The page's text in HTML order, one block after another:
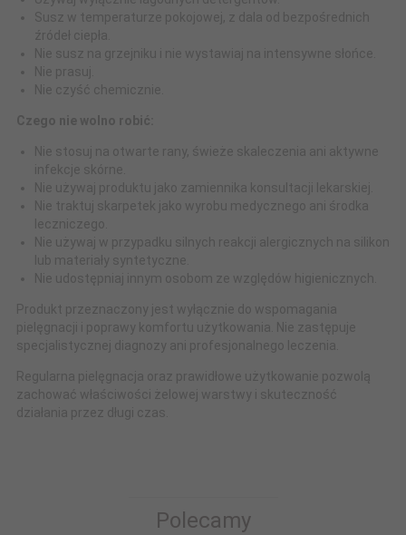
Susz w temperaturze pokojowej, z dala od bezpośrednich
źródeł ciepła.
Nie susz na grzejniku i nie wystawiaj na intensywne słońce.
Nie prasuj.
Nie czyść chemicznie.
Czego nie wolno robić:
Nie stosuj na otwarte rany, świeże skaleczenia ani aktywne
infekcje skórne.
Nie używaj produktu jako zamiennika konsultacji lekarskiej.
Nie traktuj skarpetek jako wyrobu medycznego ani środka
leczniczego.
Nie używaj w przypadku silnych reakcji alergicznych na silikon
lub materiały syntetyczne.
Nie udostępniaj innym osobom ze względów higienicznych.
Produkt przeznaczony jest wyłącznie do wspomagania
pielęgnacji i poprawy komfortu użytkowania. Nie zastępuje
specjalistycznej diagnozy ani profesjonalnego leczenia.
Regularna pielęgnacja oraz prawidłowe użytkowanie pozwolą
zachować właściwości żelowej warstwy i skuteczność
działania przez długi czas.
Polecamy